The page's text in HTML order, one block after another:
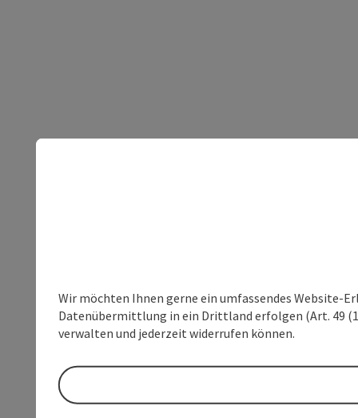
Wir möchten Ihnen gerne ein umfassendes Website-
Datenübermittlung in ein Drittland erfolgen (Art. 49
verwalten und jederzeit widerrufen können.